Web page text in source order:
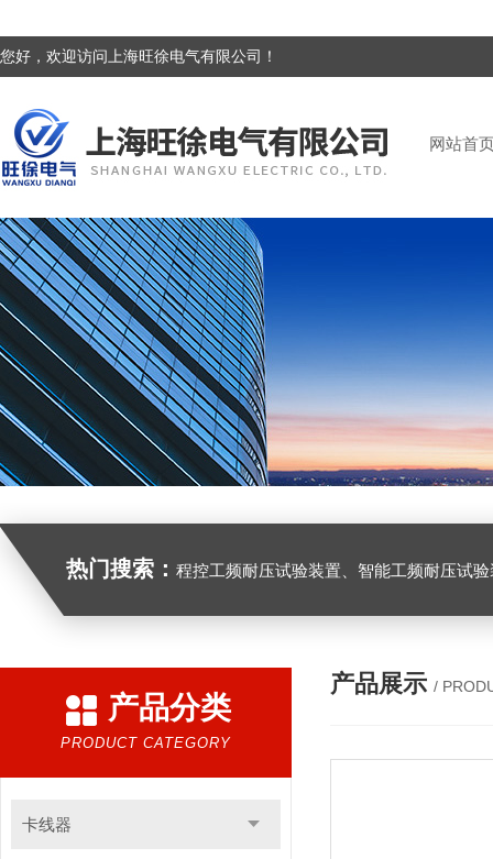
您好，欢迎访问上海旺徐电气有限公司！
网站首
热门搜索： 程控工频耐压试验装置、智能工频耐压试验装置、工频耐压试验装置、工频耐压试验仪、工频耐压试验台、高压耐压试
产品分类
PRODUCT CATEGORY
卡线器
产品展示 /